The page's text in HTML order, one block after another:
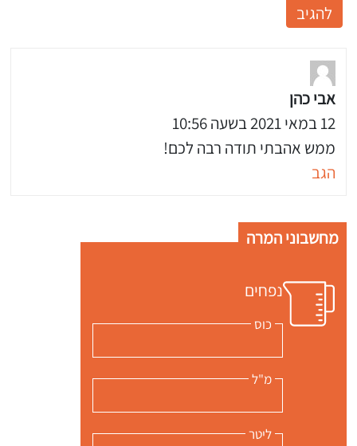
שלי "פודיק" כמנויים עוד היום!
אבי כהן
12 במאי 2021 בשעה 10:56
ממש אהבתי תודה רבה לכם!
הגב
מחשבוני המרה
נפחים
כוס
מ"ל
ליטר